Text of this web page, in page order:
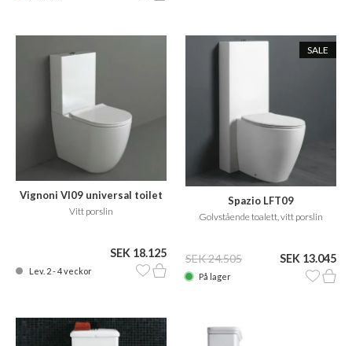
Vignoni VI09 universal toilet
Vitt porslin
SEK 18.125
Lev. 2 - 4 veckor
SALE
Spazio LFT09
Golvstående toalett, vitt porslin
SEK 24.505 SEK 13.045
På lager